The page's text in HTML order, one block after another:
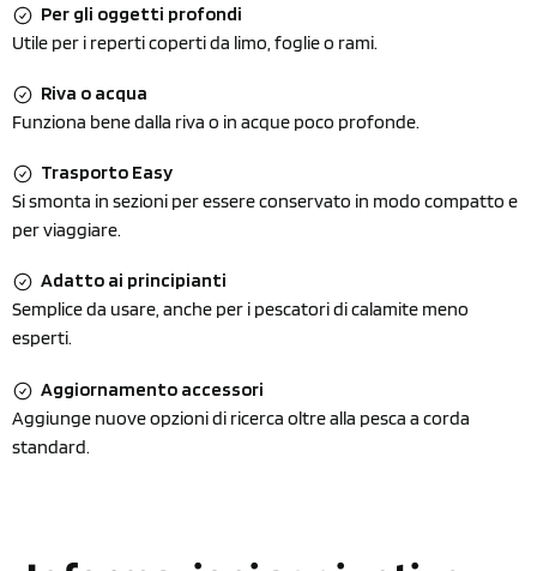
Per gli oggetti profondi
Utile per i reperti coperti da limo, foglie o rami.
Riva o acqua
Funziona bene dalla riva o in acque poco profonde.
Trasporto Easy
Si smonta in sezioni per essere conservato in modo compatto e
per viaggiare.
Adatto ai principianti
Semplice da usare, anche per i pescatori di calamite meno
esperti.
Aggiornamento accessori
Aggiunge nuove opzioni di ricerca oltre alla pesca a corda
standard.